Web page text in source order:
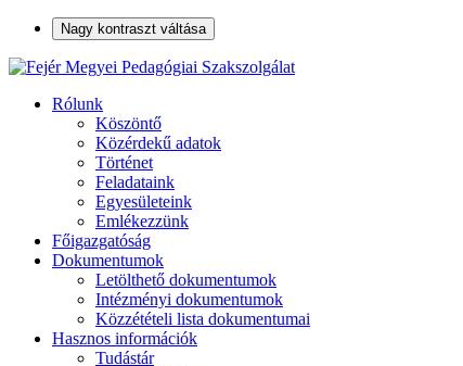
Nagy kontraszt váltása
Rólunk
Köszöntő
Közérdekű adatok
Történet
Feladataink
Egyesületeink
Emlékezzünk
Főigazgatóság
Dokumentumok
Letölthető dokumentumok
Intézményi dokumentumok
Közzétételi lista dokumentumai
Hasznos információk
Tudástár